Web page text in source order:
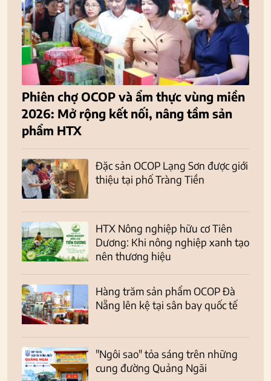
Phiên chợ OCOP và ẩm thực vùng miền
2026: Mở rộng kết nối, nâng tầm sản
phẩm HTX
Đặc sản OCOP Lạng Sơn được giới
thiệu tại phố Tràng Tiền
HTX Nông nghiệp hữu cơ Tiên
Dương: Khi nông nghiệp xanh tạo
nên thương hiệu
Hàng trăm sản phẩm OCOP Đà
Nẵng lên kệ tại sân bay quốc tế
"Ngôi sao" tỏa sáng trên những
cung đường Quảng Ngãi